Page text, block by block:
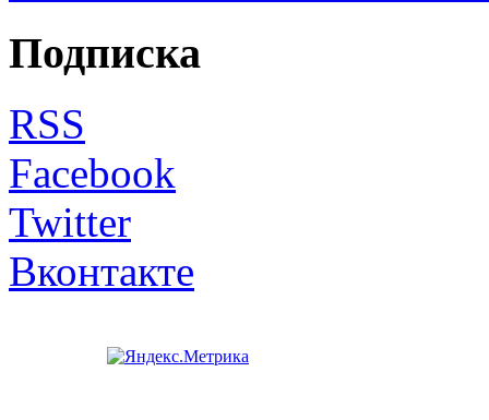
Подписка
RSS
Facebook
Twitter
Вконтакте